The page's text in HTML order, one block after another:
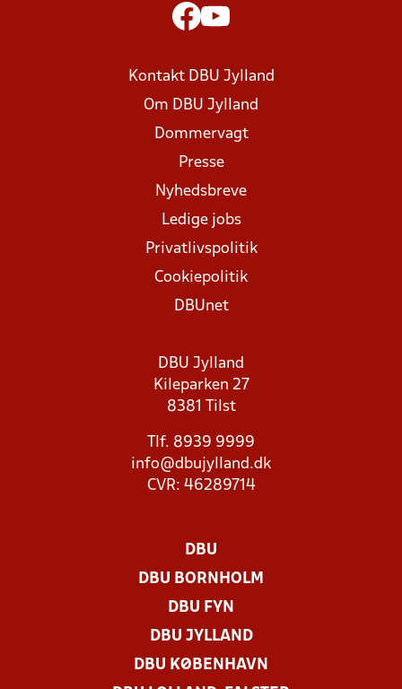
Kontakt DBU Jylland
Om DBU Jylland
Dommervagt
Presse
Nyhedsbreve
Ledige jobs
Privatlivspolitik
Cookiepolitik
DBUnet
DBU Jylland
Kileparken 27
8381 Tilst
Tlf. 8939 9999
info@dbujylland.dk
CVR: 46289714
DBU
DBU BORNHOLM
DBU FYN
DBU JYLLAND
DBU KØBENHAVN